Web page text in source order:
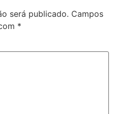
será publicado. Campos
*